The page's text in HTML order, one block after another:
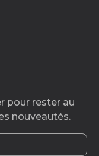
pour rester au
nouveautés.